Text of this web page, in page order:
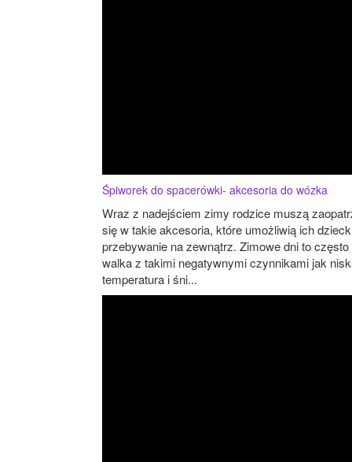
Śpiworek do spacerówki- akcesoria do wózka
Wraz z nadejściem zimy rodzice muszą
się w takie akcesoria, które umożliwią ich
przebywanie na zewnątrz. Zimowe dni to często
walka z takimi negatywnymi czynnikami jak
temperatura i śni...